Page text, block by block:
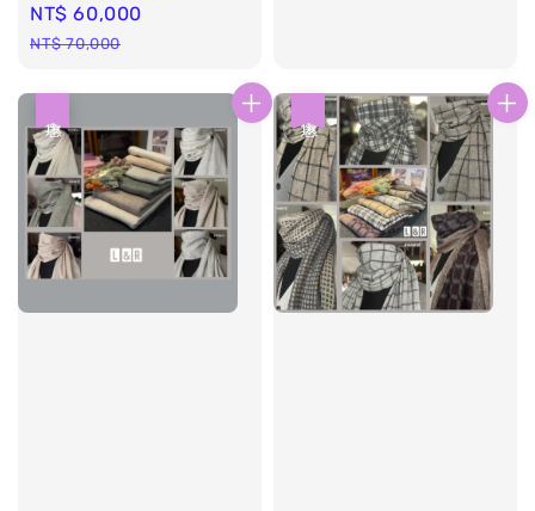
Sale
price
NT$ 60,000
NT$ 70,000